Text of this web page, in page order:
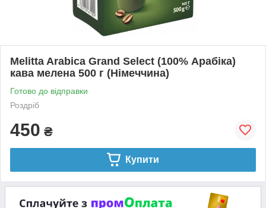
Melitta Arabica Grand Select (100% Арабіка)
кава мелена 500 г (Німеччина)
Готово до відправки
Роздріб
450 ₴
Купити